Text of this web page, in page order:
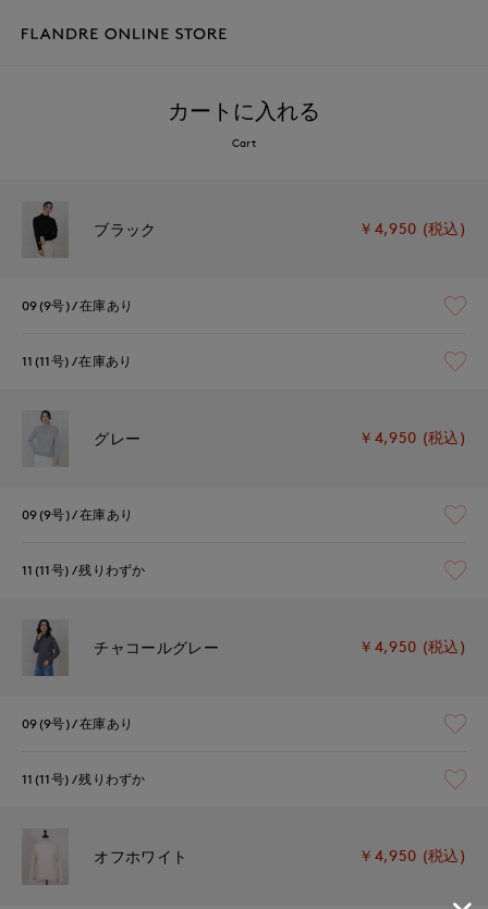
カートに入れる
Cart
ブラック ￥4,950 (税込)
09(9号) 在庫あり
11(11号) 在庫あり
グレー ￥4,950 (税込)
09(9号) 在庫あり
11(11号) 残りわずか
チャコールグレー ￥4,950 (税込)
09(9号) 在庫あり
11(11号) 残りわずか
オフホワイト ￥4,950 (税込)